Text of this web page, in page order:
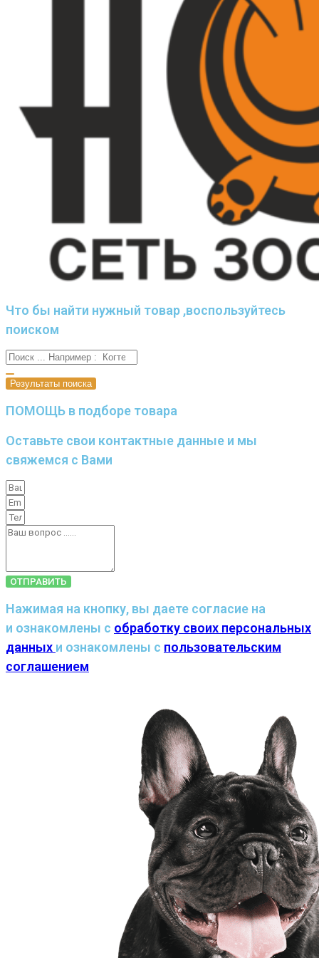
Что бы найти нужный товар ,воспользуйтесь
поиском
Результаты поиска
ПОМОЩЬ в подборе товара
Оставьте свои контактные данные и мы
свяжемся с Вами
ОТПРАВИТЬ
Нажимая на кнопку, вы даете согласие на
и ознакомлены с обработку своих персональных
данных и ознакомлены с пользовательским
соглашением